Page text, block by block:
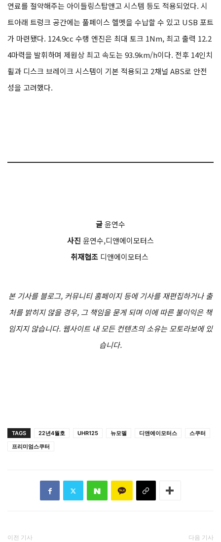
연료를 절약해주는 아이들링스탑앤고 시스템 등도 적용되었다. 시
트아래 트렁크 공간에는 풀페이스 헬멧을 수납할 수 있고 USB 포트
가 마련됐다. 124.9cc 수랭 엔진은 최대 토크 1Nm, 최고 출력 12.2
4마력을 발휘하며 제원상 최고 속도는 93.9km/h이다. 전후 14인치
휠과 디스크 브레이크 시스템이 기본 적용되고 2채널 ABS로 안전
성을 고려했다.
글윤연수
사진 윤연수,디앤에이모터스
취재협조 디앤에이모터스
본 기사를 블로그, 커뮤니티 홈페이지 등에 기사를 재편집하거나 출
처를 밝히지 않을 경우, 그 책임을 묻게 되며 이에 따른 불이익은 책
임지지 않습니다. 웹사이트 내 모든 컨텐츠의 소유는 모토라보에 있
습니다.
TAGS 22년4월호 UHR125 뉴모델 디앤에이모터스
스쿠터
프리미엄스쿠터
이전 기사 다음 기사